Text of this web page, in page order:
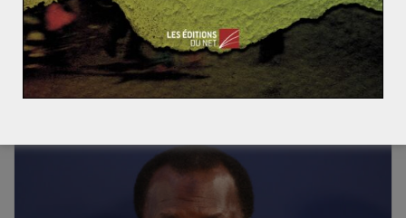
latino-américaine en 2018 fut la succession d’élections
municipales, régionales, présidentielles, législatives et
Read More